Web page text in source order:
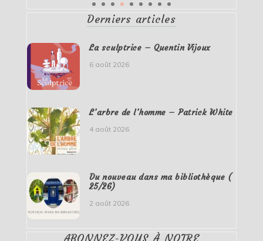
Derniers articles
La sculptrice – Quentin Vijoux
6 août 2026
L’arbre de l’homme – Patrick White
4 août 2026
Du nouveau dans ma bibliothèque (
25/26)
2 août 2026